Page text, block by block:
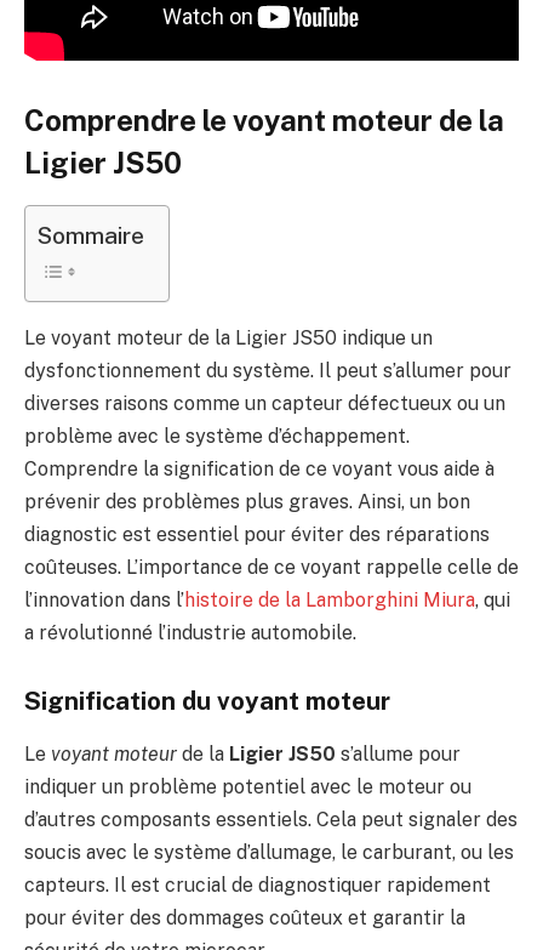
Comprendre le voyant moteur de la
Ligier JS50
Sommaire
Le voyant moteur de la Ligier JS50 indique un
dysfonctionnement du système. Il peut s’allumer pour
diverses raisons comme un capteur défectueux ou un
problème avec le système d’échappement.
Comprendre la signification de ce voyant vous aide à
prévenir des problèmes plus graves. Ainsi, un bon
diagnostic est essentiel pour éviter des réparations
coûteuses. L’importance de ce voyant rappelle celle de
l’innovation dans l’histoire de la Lamborghini Miura, qui
a révolutionné l’industrie automobile.
Signification du voyant moteur
Le voyant moteur de la Ligier JS50 s’allume pour
indiquer un problème potentiel avec le moteur ou
d’autres composants essentiels. Cela peut signaler des
soucis avec le système d’allumage, le carburant, ou les
capteurs. Il est crucial de diagnostiquer rapidement
pour éviter des dommages coûteux et garantir la